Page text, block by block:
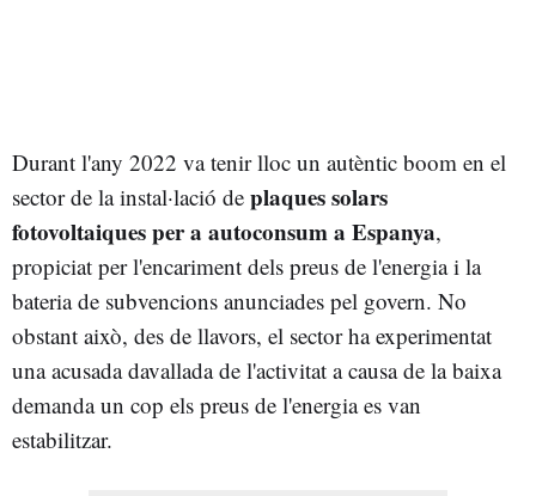
Durant l'any 2022 va tenir lloc un autèntic boom en el
sector de la instal·lació de plaques solars
fotovoltaiques per a autoconsum a Espanya,
propiciat per l'encariment dels preus de l'energia i la
bateria de subvencions anunciades pel govern. No
obstant això, des de llavors, el sector ha experimentat
una acusada davallada de l'activitat a causa de la baixa
demanda un cop els preus de l'energia es van
estabilitzar.